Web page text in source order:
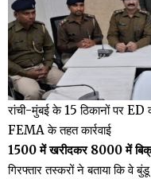
रांची-मुंबई के 15 ठिकानों पर ED
FEMA के तहत कार्रवाई
1500 में खरीदकर 8000 में
गिरफ्तार तस्करों ने बताया कि वे